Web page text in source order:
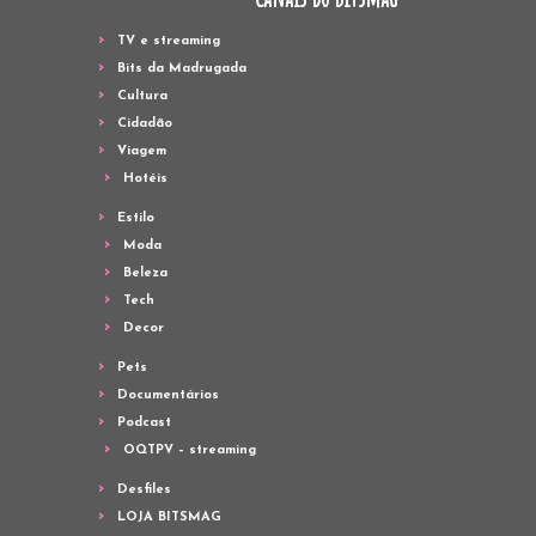
TV e streaming
Bits da Madrugada
Cultura
Cidadão
Viagem
Hotéis
Estilo
Moda
Beleza
Tech
Decor
Pets
Documentários
Podcast
OQTPV – streaming
Desfiles
LOJA BITSMAG